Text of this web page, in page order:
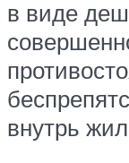
в виде
внутрь